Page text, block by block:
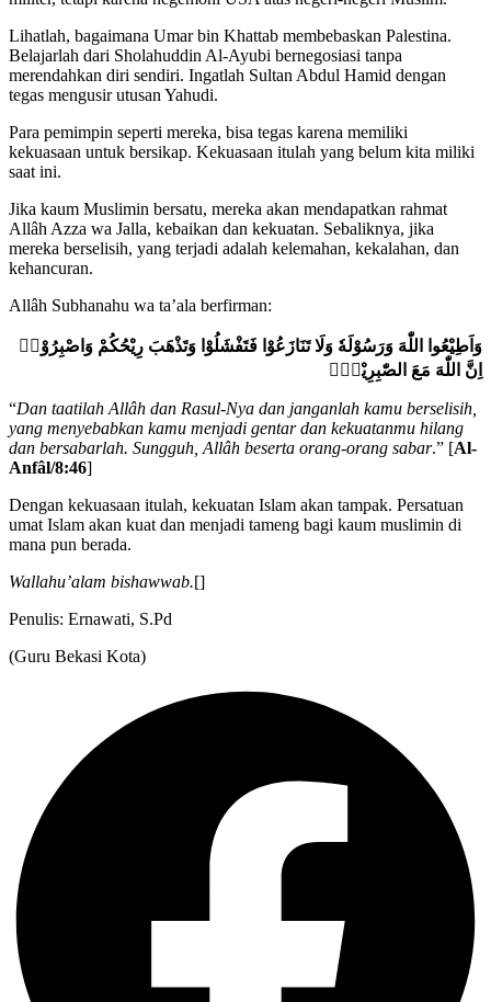
Lihatlah, bagaimana Umar bin Khattab membebaskan Palestina.
Belajarlah dari Sholahuddin Al-Ayubi bernegosiasi tanpa
merendahkan diri sendiri. Ingatlah Sultan Abdul Hamid dengan
tegas mengusir utusan Yahudi.
Para pemimpin seperti mereka, bisa tegas karena memiliki
kekuasaan untuk bersikap. Kekuasaan itulah yang belum kita miliki
saat ini.
Jika kaum Muslimin bersatu, mereka akan mendapatkan rahmat
Allâh Azza wa Jalla, kebaikan dan kekuatan. Sebaliknya, jika
mereka berselisih, yang terjadi adalah kelemahan, kekalahan, dan
kehancuran.
Allâh Subhanahu wa ta’ala berfirman:
وَاَطِيْعُوا اللّٰهَ وَرَسُوْلَهٗ وَلَا تَنَازَعُوْا فَتَفْشَلُوْا وَتَذْهَبَ رِيْحُكُمْ وَاصْبِرُوْاۗ
اِنَّ اللّٰهَ مَعَ الصّٰبِرِيْنَۚ
“Dan taatilah Allâh dan Rasul-Nya dan janganlah kamu berselisih,
yang menyebabkan kamu menjadi gentar dan kekuatanmu hilang
dan bersabarlah. Sungguh, Allâh beserta orang-orang sabar.” [Al-
Anfâl/8:46]
Dengan kekuasaan itulah, kekuatan Islam akan tampak. Persatuan
umat Islam akan kuat dan menjadi tameng bagi kaum muslimin di
mana pun berada.
Wallahu’alam bishawwab.[]
Penulis: Ernawati, S.Pd
(Guru Bekasi Kota)